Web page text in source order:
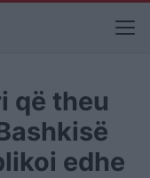
që theu
edhe